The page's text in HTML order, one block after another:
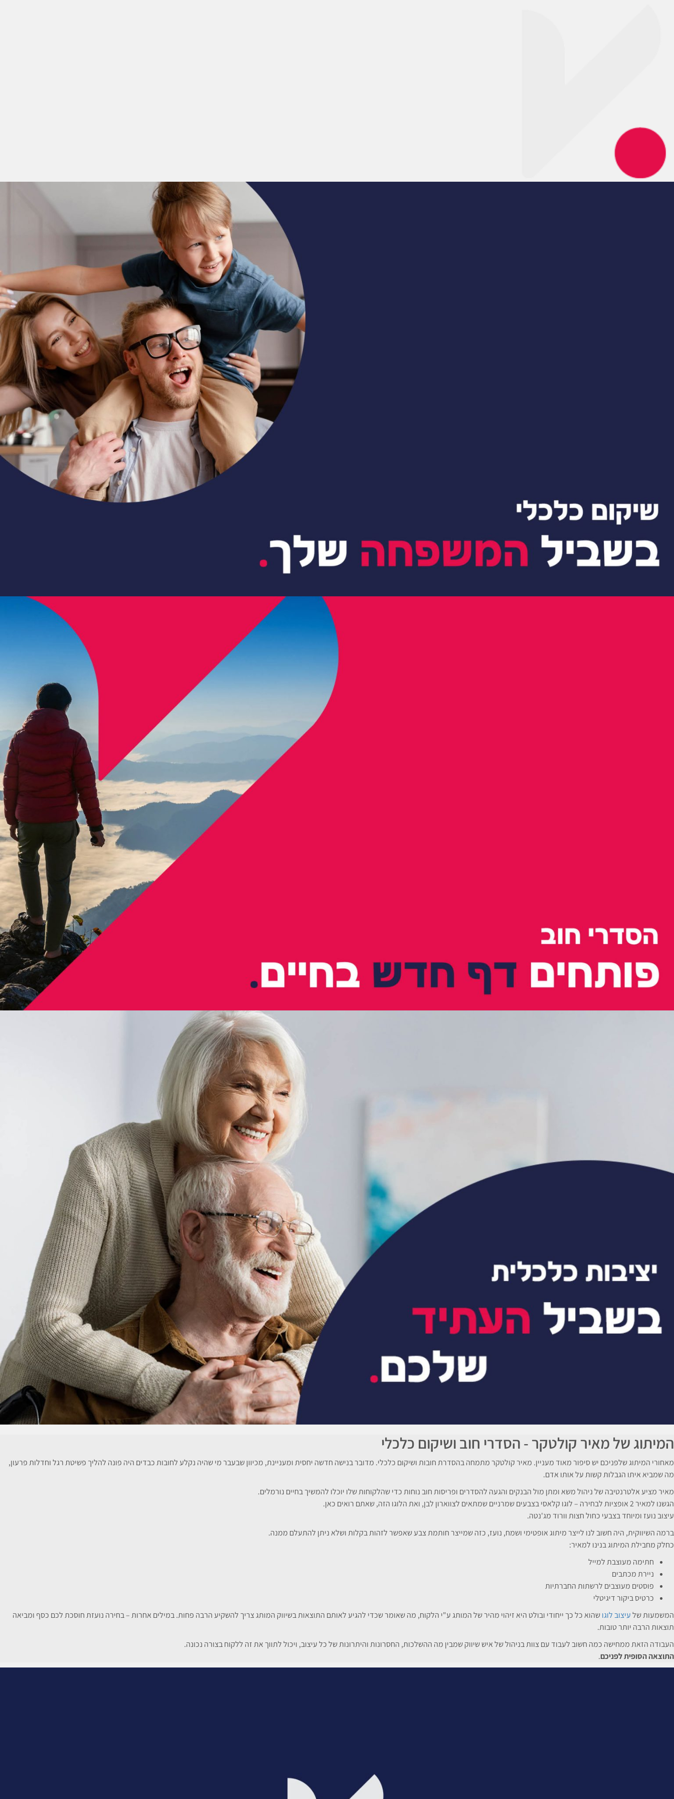
המיתוג של מאיר קולטקר - הסדרי חוב ושיקום כלכלי
מאחורי המיתוג שלפניכם יש סיפור מאוד מעניין. מאיר קולטקר מתמחה בהסדרת חובות ושיקום כלכלי. מדובר בנישה חדשה יחסית ומעניינת, מכיוון שבעבר מי שהיה נקלע לחובות כבדים היה פונה להליך פשיטת רגל וחדלות פרעון,
מה שמביא איתו הגבלות קשות על אותו אדם.
מאיר מציע אלטרנטיבה של ניהול משא ומתן מול הבנקים והגעה להסדרים ופריסות חוב נוחות כדי שהלקוחות שלו יוכלו להמשיך בחיים נורמלים.
הגשנו למאיר 2 אופציות לבחירה – לוגו קלאסי בצבעים שמרניים שמתאים לצווארון לבן, ואת הלוגו הזה, שאתם רואים כאן.
עיצוב נועז ומיוחד בצבעי כחול חצות וורוד מג'נטה.
ברמה השיווקית, היה חשוב לנו לייצר מיתוג אופטימי ושמח, נועז, כזה שמייצר חותמת צבע שאפשר לזהות בקלות ושלא ניתן להתעלם ממנה.
כחלק מחבילת המיתוג בנינו למאיר:
חתימה מעוצבת למייל
ניירת מכתבים
פוסטים מעוצבים לרשתות החברתיות
כרטיס ביקור דיגיטלי
המשמעות שלעיצוב לוגושהוא כל כך ייחודי ובולט היא זיהוי מהיר של המותג ע"י הלקוח, מה שאומר שכדי להגיע לאותם התוצאות בשיווק המותג צריך להשקיע הרבה פחות. במילים אחרות – בחירה נועזת חוסכת לכם כסף ומביאה
תוצאות הרבה יותר טובות.
העבודה הזאת ממחישה כמה חשוב לעבוד עם צוות בניהול של איש שיווק שמבין מה ההשלכות, החסרונות והיתרונות של כל עיצוב, ויכול לתווך את זה ללקוח בצורה נכונה.
התוצאה הסופית לפניכם.